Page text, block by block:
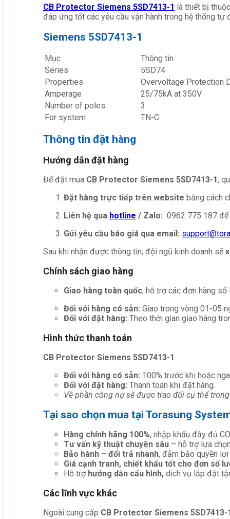
CB Protector Siemens 5SD7413-1 là thiết bị
đáp ứng tốt các yêu cầu vận hành trong hệ thống tự
Siemens 5SD7413-1
Mục
Thông tin
Series
5SD74
Properties
Overvoltage Protection
Amperage
25/75kA at 350V
Number of poles
3
For system
TN-C
Thông tin đặt hàng
Hướng dẫn đặt hàng
Để đặt mua CB Protector Siemens 5SD7413-1,
Đặt hàng trực tiếp trên website bằng cách
Liên hệ qua hotline / Zalo: 0962 775 187
Gửi yêu cầu báo giá qua email:
Sau khi nhận được thông tin, đội ngũ kinh doanh sẽ
Chính sách giao hàng
Giao hàng toàn quốc, hỗ trợ các đơn hàng số
Đối với hàng có sẵn: Giao trong vòng 01-05
Đối với đặt hàng: Theo thời gian giao hàng
Hình thức thanh toán
CB Protector Siemens 5SD7413-1
Đối với hàng có sẵn: 100% trước khi hoặc
Đối với đặt hàng: Thanh toán khi đặt hàng.
Về phần công nợ sẽ được trao đổi cụ thể
Tại sao chọn mua tại Torasung
Hàng chính hãng 100%, nhập khẩu đầy đủ
Tư vấn kỹ thuật chuyên sâu – hỗ trợ lựa
Bảo hành – đổi trả nhanh, đảm bảo quyền lợi
Giá cạnh tranh, chiết khấu tốt cho đơn số
Hỗ trợ hướng dẫn cấu hình, dịch vụ lắp đặt
Các lĩnh vực khác
Ngoài cung cấp CB Protector Siemens 5SD7413-